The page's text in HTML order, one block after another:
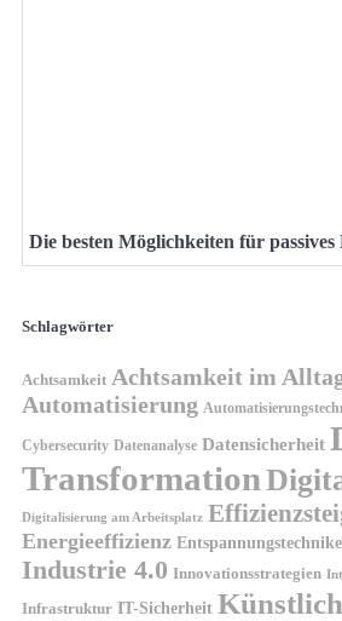
Die besten Möglichkeiten für
Schlagwörter
Achtsamkeit Achtsamkeit im
Automatisierung
Cybersecurity Datenanalyse Datensicherheit
Transformation
Digitalisierung am Arbeitsplatz
Energieeffizienz
Industrie 4.0 Innovationsstrategien
Infrastruktur IT-Sicherheit